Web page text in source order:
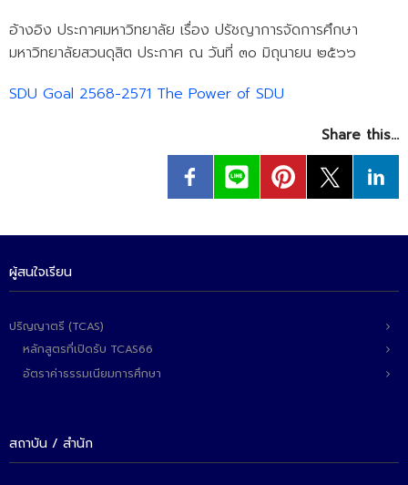
- ศูนย์สิ่งแวดล้อม
- ศูนย์ปัญญาประดิษฐ์เพื่อการศึกษา
สหกิจศึกษา
วารสารคณะ
ผลงานคณะ
- โครงการบริหารจัดการพื้นที่ 10 ไร่ ด้านหลังโรงสีข้าว
อ้างอิง ประกาศมหาวิทยาลัย เรื่อง ปรัชญาการจัดการศึกษา
มหาวิทยาลัยสวนดุสิต ประกาศ ณ วันที่ ๓๐ มิถุนายน ๒๕๖๖
SDU Goal 2568-2571 The Power of SDU
Share this…
ผู้สนใจเรียน
ปริญญาตรี (TCAS)
หลักสูตรที่เปิดรับ TCAS66
อัตราค่าธรรมเนียมการศึกษา
สถาบัน / สำนัก